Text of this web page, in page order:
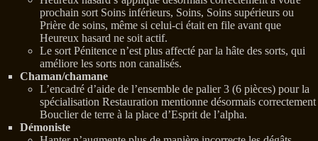
prochain sort Soins inférieurs, Soins, Soins supérieurs ou
Prière de soins, même si celui-ci était en file avant que
Heureux hasard ne soit actif.
Le sort Pénitence n’est plus affecté par la hâte des sorts, qui
améliore les sorts non canalisés.
Chaman/chamane
L’encadré d’aide de l’ensemble de palier 3 (6 pièces) pour la
spécialisation Restauration mentionne désormais correctement
Bouclier de terre à la place d’Esprit de l’alpha.
Démoniste